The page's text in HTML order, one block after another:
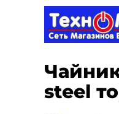
steel